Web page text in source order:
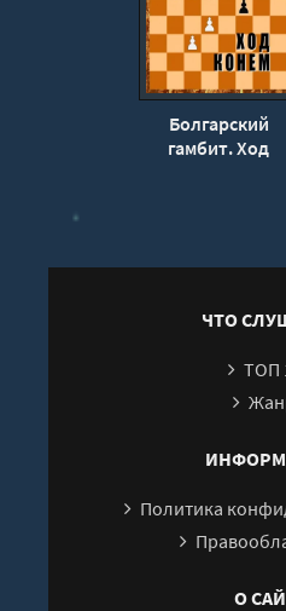
Болгарский
гамбит. Ход
ЧТО
ТОП
Политика
О